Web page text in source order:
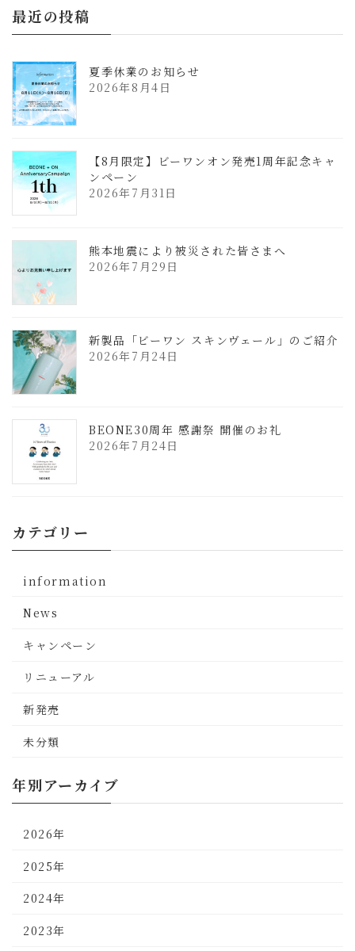
最近の投稿
夏季休業のお知らせ
2026年8月4日
【8月限定】ビーワンオン発売1周年記念キャ
ンペーン
2026年7月31日
熊本地震により被災された皆さまへ
2026年7月29日
新製品「ビーワン スキンヴェール」のご紹介
2026年7月24日
BEONE30周年 感謝祭 開催のお礼
2026年7月24日
カテゴリー
information
News
キャンペーン
リニューアル
新発売
未分類
年別アーカイブ
2026年
2025年
2024年
2023年